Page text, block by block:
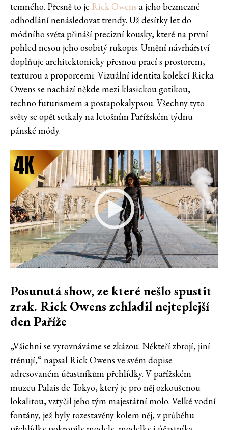
temného. Přesně to je Rick Owens a jeho bezmezné
odhodlání nenásledovat trendy. Už desítky let do
módního světa přináší precizní kousky, které na první
pohled nesou jeho osobitý rukopis. Umění návrhářství
doplňuje architektonicky přesnou prací s prostorem,
texturou a proporcemi. Vizuální identita kolekcí Ricka
Owens se nachází někde mezi klasickou gotikou,
techno futurismem a postapokalypsou. Všechny tyto
světy se opět setkaly na letošním Pařížském týdnu
pánské módy.
Posunutá show, ze které nešlo spustit
zrak. Rick Owens zchladil nejteplejší
den Paříže
„Všichni se vyrovnáváme se zkázou. Někteří zbrojí, jiní
trénují,“ napsal Rick Owens ve svém dopise
adresovaném účastníkům přehlídky. V pařížském
muzeu Palais de Tokyo, který je pro něj ozkoušenou
lokalitou, vztyčil jeho tým majestátní molo. Velké vodní
fontány, jež byly rozestavěny kolem něj, v průběhu